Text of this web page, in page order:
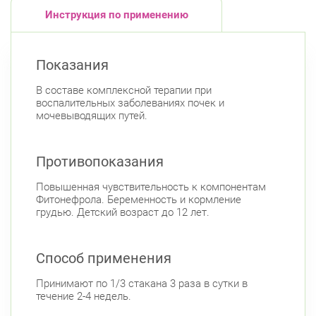
Ленинский пр., д. 88 Круглосуточно
Московский район
Авиационная улица, д. 7 Круглосуточно
Парк Победы Электросила
Круглосуточно
ул. Дыбенко ул., д. 8, к. 3 Круглосуточно
Улица Дыбенко
Проспект Большевиков
Петроградский район
Чкаловский пр., д. 60
Инструкция по применению
Показания
В составе комплексной терапии при
воспалительных заболеваниях почек и
мочевыводящих путей.
Противопоказания
Повышенная чувствительность к компонентам
Фитонефрола. Беременность и кормление
грудью. Детский возраст до 12 лет.
Способ применения
Принимают по 1/3 стакана 3 раза в сутки в
течение 2-4 недель.